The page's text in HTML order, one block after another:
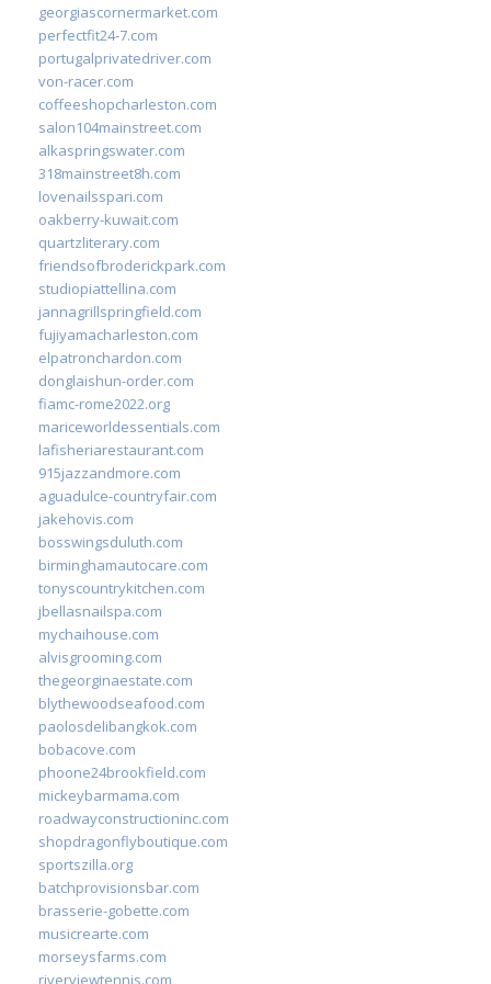
georgiascornermarket.com
perfectfit24-7.com
portugalprivatedriver.com
von-racer.com
coffeeshopcharleston.com
salon104mainstreet.com
alkaspringswater.com
318mainstreet8h.com
lovenailsspari.com
oakberry-kuwait.com
quartzliterary.com
friendsofbroderickpark.com
studiopiattellina.com
jannagrillspringfield.com
fujiyamacharleston.com
elpatronchardon.com
donglaishun-order.com
fiamc-rome2022.org
mariceworldessentials.com
lafisheriarestaurant.com
915jazzandmore.com
aguadulce-countryfair.com
jakehovis.com
bosswingsduluth.com
birminghamautocare.com
tonyscountrykitchen.com
jbellasnailspa.com
mychaihouse.com
alvisgrooming.com
thegeorginaestate.com
blythewoodseafood.com
paolosdelibangkok.com
bobacove.com
phoone24brookfield.com
mickeybarmama.com
roadwayconstructioninc.com
shopdragonflyboutique.com
sportszilla.org
batchprovisionsbar.com
brasserie-gobette.com
musicrearte.com
morseysfarms.com
riverviewtennis.com